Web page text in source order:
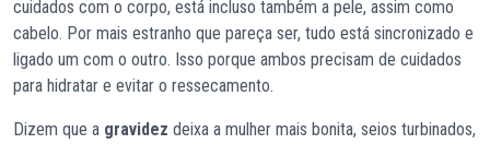
cuidados com o corpo, está incluso também a pele, assim como
cabelo. Por mais estranho que pareça ser, tudo está sincronizado e
ligado um com o outro. Isso porque ambos precisam de cuidados
para hidratar e evitar o ressecamento.
Dizem que a gravidez deixa a mulher mais bonita, seios turbinados,